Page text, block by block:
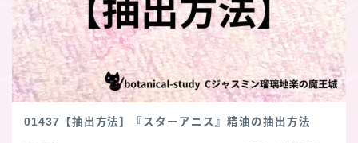
01437【抽出方法】『スターアニス』精油の抽出方法